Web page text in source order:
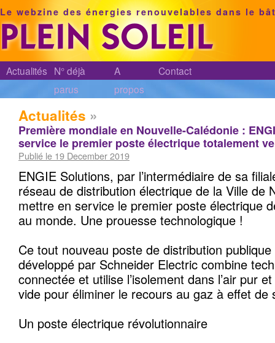
Le webzine des énergies renouvelables dans le
Actualités N° déjà
parus
A
propos
Contact
Actualités »
Première mondiale en Nouvelle-Calédonie :
service le premier poste électrique totalement
Publié le 19 December 2019
ENGIE Solutions, par l’intermédiaire de sa
réseau de distribution électrique de la Ville de
mettre en service le premier poste électrique
au monde. Une prouesse technologique !
Ce tout nouveau poste de distribution publique
développé par Schneider Electric combine
connectée et utilise l’isolement dans l’air pur
vide pour éliminer le recours au gaz à effet de
Un poste électrique révolutionnaire